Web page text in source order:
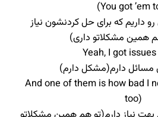
(You got ’em
که برای حل کردنشون نیاز
همین مشکلاتو داری)
Yeah, I got
مسائل دارم(مشکل دارم)
And one of them is how bad I
too)